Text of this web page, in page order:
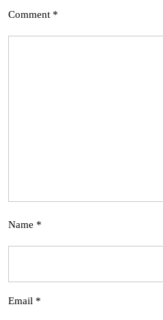
Comment *
Name *
Email *